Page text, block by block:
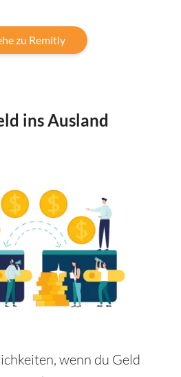
zu Remitly
ins Ausland
wenn du Geld